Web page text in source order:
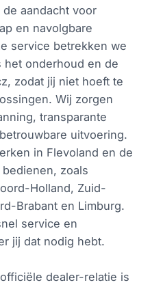
aandacht voor
en navolgbare
service betrekken we
het onderhoud en de
zodat jij niet hoeft te
Wij zorgen
transparante
uitvoering.
in Flevoland en de
zoals
Holland, Zuid-
Brabant en Limburg.
service en
jij dat nodig hebt.
dealer-relatie is